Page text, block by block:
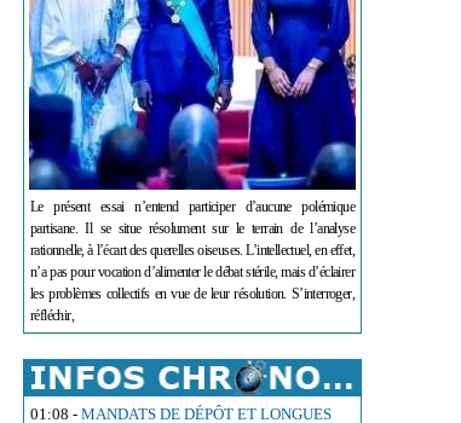
Le présent essai n’entend participer d’aucune polémique
partisane. Il se situe résolument sur le terrain de l’analyse
rationnelle, à l’écart des querelles oiseuses. L’intellectuel, en effet,
n’a pas pour vocation d’alimenter le débat stérile, mais d’éclairer
les problèmes collectifs en vue de leur résolution. S’interroger,
réfléchir,
01:08 - MANDATS DE DÉPÔT ET LONGUES